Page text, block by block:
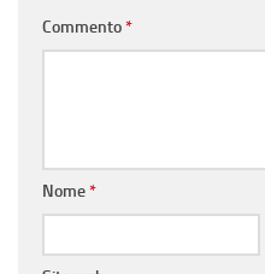
Commento*
Nome*